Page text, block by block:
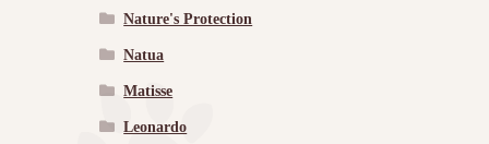
Nature's Protection
Natua
Matisse
Leonardo